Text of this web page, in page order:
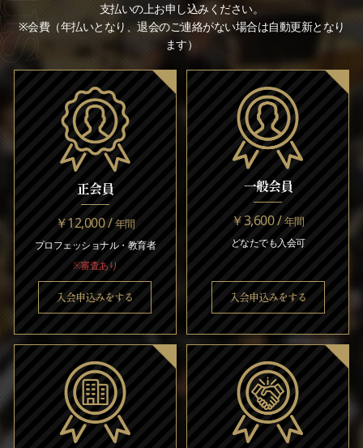
支払いの上お申し込みください。
※会費（年払いとなり、退会のご連絡がない場合は自動更新となり
ます）
正会員
￥12,000 /年間
プロフェッショナル・教育者
※審査あり
入会申込みをする
一般会員
￥3,600 /年間
どなたでも入会可
入会申込みをする